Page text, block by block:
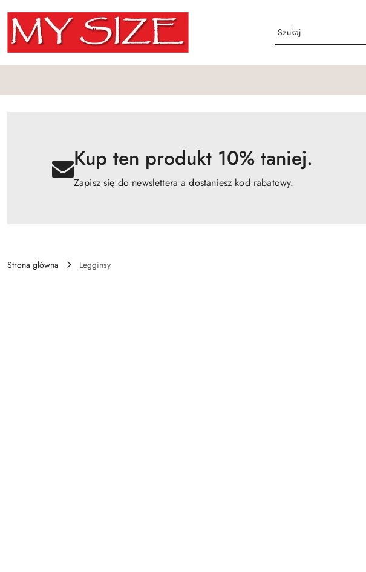
Przejdź do treści głównej
Przejdź do wyszukiwarki
Przejdź do moje konto
Przejdź do menu głównego
Przejdź do opisu produktu
Przejdź do stopki
Kup ten produkt 10% taniej.
Zapisz się do newslettera a dostaniesz kod rabatowy.
Strona główna
Legginsy